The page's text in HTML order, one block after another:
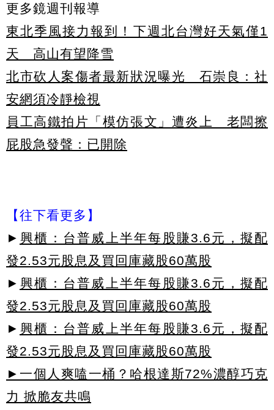
更多鏡週刊報導
東北季風接力報到！下週北台灣好天氣僅1
天 高山有望降雪
北市砍人案傷者最新狀況曝光 石崇良：社
安網須冷靜檢視
員工高鐵拍片「模仿張文」遭炎上 老闆擦
屁股急發聲：已開除
【往下看更多】
► 興櫃：台普威上半年每股賺3.6元，擬配
發2.53元股息及買回庫藏股60萬股
► 興櫃：台普威上半年每股賺3.6元，擬配
發2.53元股息及買回庫藏股60萬股
► 興櫃：台普威上半年每股賺3.6元，擬配
發2.53元股息及買回庫藏股60萬股
►一個人爽嗑一桶？哈根達斯72%濃醇巧克
力 掀脆友共鳴